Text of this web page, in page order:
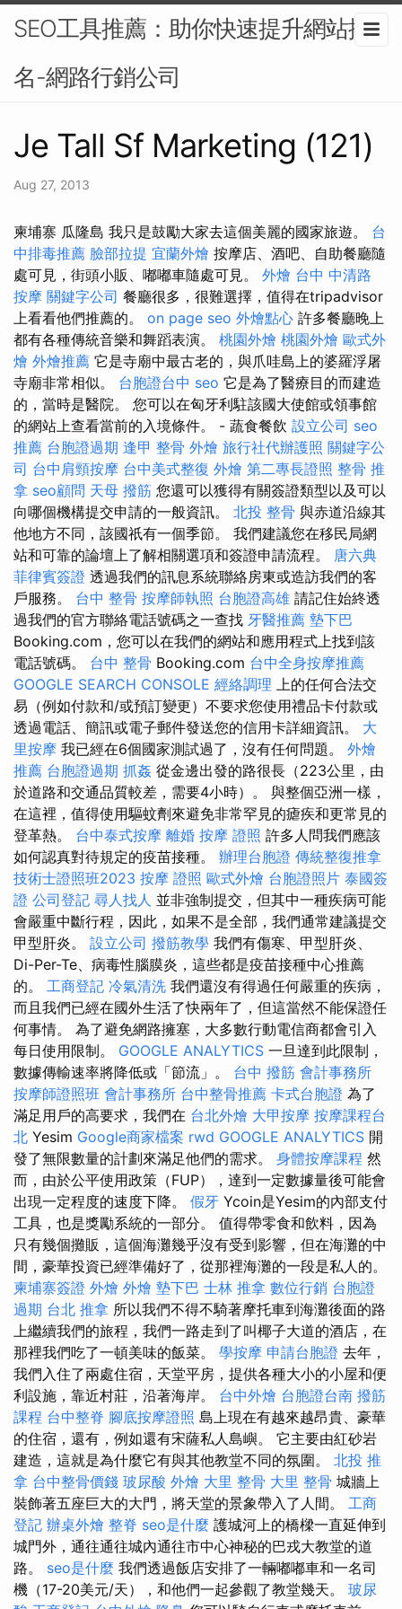
SEO工具推薦：助你快速提升網站排
名-網路行銷公司
Je Tall Sf Marketing (121)
Aug 27, 2013
柬埔寨 瓜隆島 我只是鼓勵大家去這個美麗的國家旅遊。 台
中排毒推薦 臉部拉提 宜蘭外燴 按摩店、酒吧、自助餐廳隨
處可見，街頭小販、嘟嘟車隨處可見。 外燴 台中 中清路
按摩 關鍵字公司 餐廳很多，很難選擇，值得在tripadvisor
上看看他們推薦的。 on page seo 外燴點心 許多餐廳晚上
都有各種傳統音樂和舞蹈表演。 桃園外燴 桃園外燴 歐式外
燴 外燴推薦 它是寺廟中最古老的，與爪哇島上的婆羅浮屠
寺廟非常相似。 台胞證台中 seo 它是為了醫療目的而建造
的，當時是醫院。 您可以在匈牙利駐該國大使館或領事館
的網站上查看當前的入境條件。 - 蔬食餐飲 設立公司 seo
推薦 台胞證過期 逢甲 整骨 外燴 旅行社代辦護照 關鍵字公
司 台中肩頸按摩 台中美式整復 外燴 第二專長證照 整骨 推
拿 seo顧問 天母 撥筋 您還可以獲得有關簽證類型以及可以
向哪個機構提交申請的一般資訊。 北投 整骨 與赤道沿線其
他地方不同，該國祇有一個季節。 我們建議您在移民局網
站和可靠的論壇上了解相關選項和簽證申請流程。 唐六典
菲律賓簽證 透過我們的訊息系統聯絡房東或造訪我們的客
戶服務。 台中 整骨 按摩師執照 台胞證高雄 請記住始終透
過我們的官方聯絡電話號碼之一查找 牙醫推薦 墊下巴
Booking.com，您可以在我們的網站和應用程式上找到該
電話號碼。 台中 整骨 Booking.com 台中全身按摩推薦
GOOGLE SEARCH CONSOLE 經絡調理 上的任何合法交
易（例如付款和/或預訂變更）不要求您使用禮品卡付款或
透過電話、簡訊或電子郵件發送您的信用卡詳細資訊。 大
里按摩 我已經在6個國家測試過了，沒有任何問題。 外燴
推薦 台胞證過期 抓姦 從金邊出發的路很長（223公里，由
於道路和交通品質較差，需要4小時）。 與整個亞洲一樣，
在這裡，值得使用驅蚊劑來避免非常罕見的瘧疾和更常見的
登革熱。 台中泰式按摩 離婚 按摩 證照 許多人問我們應該
如何認真對待規定的疫苗接種。 辦理台胞證 傳統整復推拿
技術士證照班2023 按摩 證照 歐式外燴 台胞證照片 泰國簽
證 公司登記 尋人找人 並非強制提交，但其中一種疾病可能
會嚴重中斷行程，因此，如果不是全部，我們通常建議提交
甲型肝炎。 設立公司 撥筋教學 我們有傷寒、甲型肝炎、
Di-Per-Te、病毒性腦膜炎，這些都是疫苗接種中心推薦
的。 工商登記 冷氣清洗 我們還沒有得過任何嚴重的疾病，
而且我們已經在國外生活了快兩年了，但這當然不能保證任
何事情。 為了避免網路擁塞，大多數行動電信商都會引入
每日使用限制。 GOOGLE ANALYTICS 一旦達到此限制，
數據傳輸速率將降低或「節流」。 台中 撥筋 會計事務所
按摩師證照班 會計事務所 台中整骨推薦 卡式台胞證 為了
滿足用戶的高要求，我們在 台北外燴 大甲按摩 按摩課程台
北 Yesim Google商家檔案 rwd GOOGLE ANALYTICS 開
發了無限數量的計劃來滿足他們的需求。 身體按摩課程 然
而，由於公平使用政策（FUP），達到一定數據量後可能會
出現一定程度的速度下降。 假牙 Ycoin是Yesim的內部支付
工具，也是獎勵系統的一部分。 值得帶零食和飲料，因為
只有幾個攤販，這個海灘幾乎沒有受到影響，但在海灘的中
間，豪華投資已經準備好了，從那裡海灘的一段是私人的。
柬埔寨簽證 外燴 外燴 墊下巴 士林 推拿 數位行銷 台胞證
過期 台北 推拿 所以我們不得不騎著摩托車到海灘後面的路
上繼續我們的旅程，我們一路走到了叫椰子大道的酒店，在
那裡我們吃了一頓美味的飯菜。 學按摩 申請台胞證 去年，
我們入住了兩處住宿，天堂平房，提供各種大小的小屋和便
利設施，靠近村莊，沿著海岸。 台中外燴 台胞證台南 撥筋
課程 台中整脊 腳底按摩證照 島上現在有越來越昂貴、豪華
的住宿，還有，例如還有宋薩私人島嶼。 它主要由紅砂岩
建造，這就是為什麼它有與其他教堂不同的氛圍。 北投 推
拿 台中整骨價錢 玻尿酸 外燴 大里 整骨 大里 整骨 城牆上
裝飾著五座巨大的大門，將天堂的景象帶入了人間。 工商
登記 辦桌外燴 整脊 seo是什麼 護城河上的橋樑一直延伸到
城門外，通往通往城內通往市​​中心神秘的巴戎大教堂的道
路。 seo是什麼 我們透過飯店安排了一輛嘟嘟車和一名司
機（17-20美元/天），和他們一起參觀了教堂幾天。 玻尿